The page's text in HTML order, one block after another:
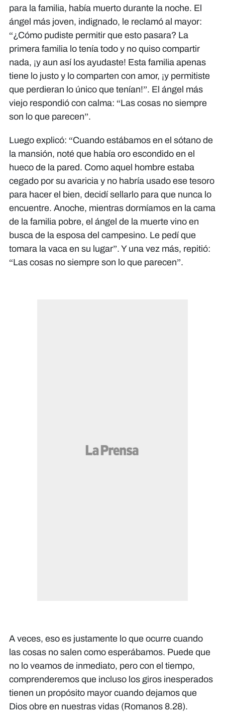
para la familia, había muerto durante la noche. El
ángel más joven, indignado, le reclamó al mayor:
“¿Cómo pudiste permitir que esto pasara? La
primera familia lo tenía todo y no quiso compartir
nada, ¡y aun así los ayudaste! Esta familia apenas
tiene lo justo y lo comparten con amor, ¡y permitiste
que perdieran lo único que tenían!”. El ángel más
viejo respondió con calma: “Las cosas no siempre
son lo que parecen”.
Luego explicó: “Cuando estábamos en el sótano de
la mansión, noté que había oro escondido en el
hueco de la pared. Como aquel hombre estaba
cegado por su avaricia y no habría usado ese tesoro
para hacer el bien, decidí sellarlo para que nunca lo
encuentre. Anoche, mientras dormíamos en la cama
de la familia pobre, el ángel de la muerte vino en
busca de la esposa del campesino. Le pedí que
tomara la vaca en su lugar”. Y una vez más, repitió:
“Las cosas no siempre son lo que parecen”.
A veces, eso es justamente lo que ocurre cuando
las cosas no salen como esperábamos. Puede que
no lo veamos de inmediato, pero con el tiempo,
comprenderemos que incluso los giros inesperados
tienen un propósito mayor cuando dejamos que
Dios obre en nuestras vidas (Romanos 8.28).